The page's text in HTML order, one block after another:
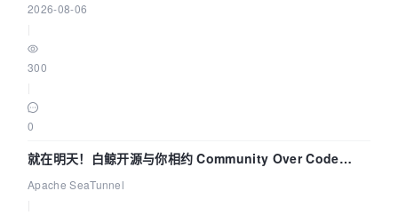
2026-08-06
300
0
就在明天！白鲸开源与你相约 Community Over Code
Asia 2026 主题演讲！
Apache SeaTunnel